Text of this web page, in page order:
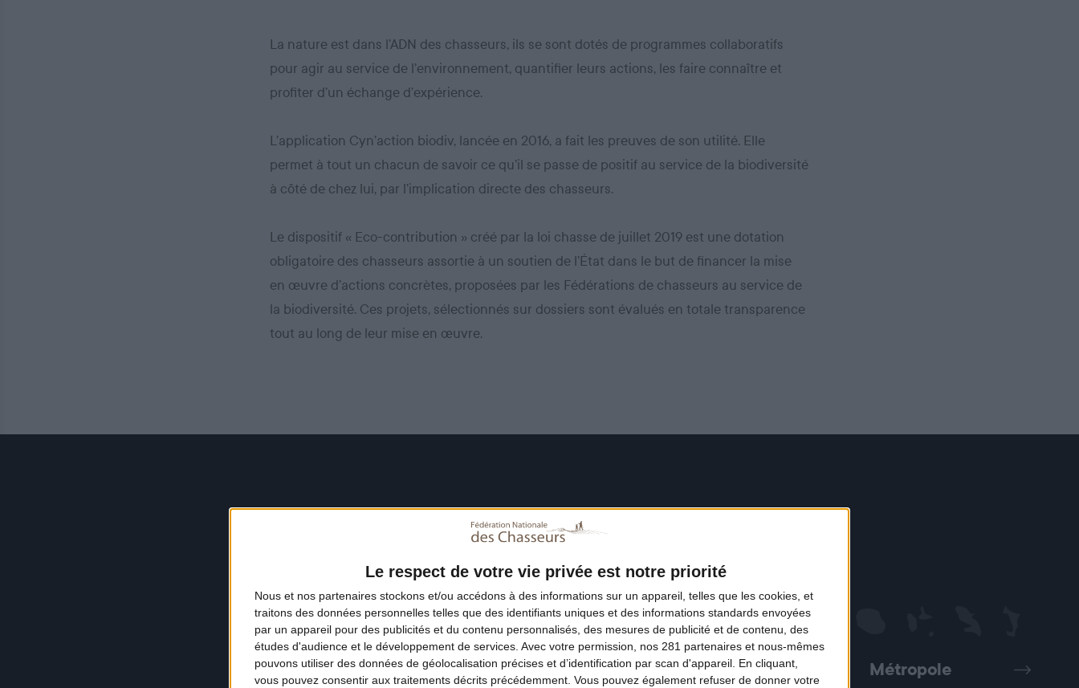
Le respect de votre vie privée est notre priorité
Nous et nos partenaires stockons et/ou accédons à des informations sur un appareil, telles que les cookies, et
traitons des données personnelles telles que des identifiants uniques et des informations standards envoyées
par un appareil pour des publicités et du contenu personnalisés, des mesures de publicité et de contenu, des
études d'audience et le développement de services. Avec votre permission, nos 281 partenaires et nous-mêmes
pouvons utiliser des données de géolocalisation précises et d’identification par scan d'appareil. En cliquant,
vous pouvez consentir aux traitements décrits précédemment. Vous pouvez également refuser de donner votre
La nature est dans l’ADN des chasseurs, ils se sont dotés de programmes collaboratifs
pour agir au service de l’environnement, quantifier leurs actions, les faire connaître et
profiter d’un échange d’expérience.
L’application Cyn’action biodiv, lancée en 2016, a fait les preuves de son utilité. Elle
permet à tout un chacun de savoir ce qu’il se passe de positif au service de la biodiversité
à côté de chez lui, par l’implication directe des chasseurs.
Le dispositif « Eco-contribution » créé par la loi chasse de juillet 2019 est une dotation
obligatoire des chasseurs assortie à un soutien de l’État dans le but de financer la mise
en œuvre d’actions concrètes, proposées par les Fédérations de chasseurs au service de
la biodiversité. Ces projets, sélectionnés sur dossiers sont évalués en totale transparence
tout au long de leur mise en œuvre.
Précédent Métropole Suivant